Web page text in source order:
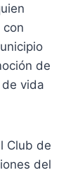
con
de
vida
Club de
del